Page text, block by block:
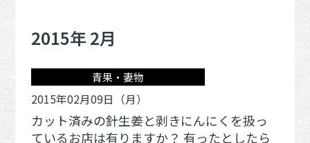
2015年 2月
青果・妻物
2015年02月09日（月）
カット済みの針生姜と剥きにんにくを扱っ
ているお店は有りますか？ 有ったとしたら